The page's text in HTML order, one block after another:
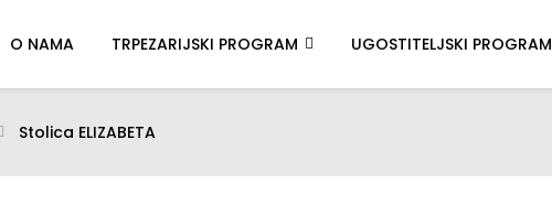
O NAMA TRPEZARIJSKI PROGRAM UGOSTITELJSKI PROGRAM
Stolica ELIZABETA